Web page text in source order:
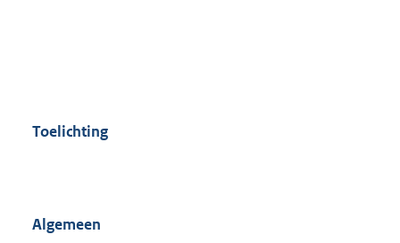
Toelichting
Algemeen